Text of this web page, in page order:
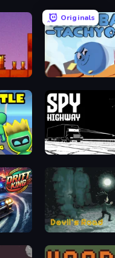
Originals
Hyperball Tachyon
Gang Spy Highway
Devil's Road